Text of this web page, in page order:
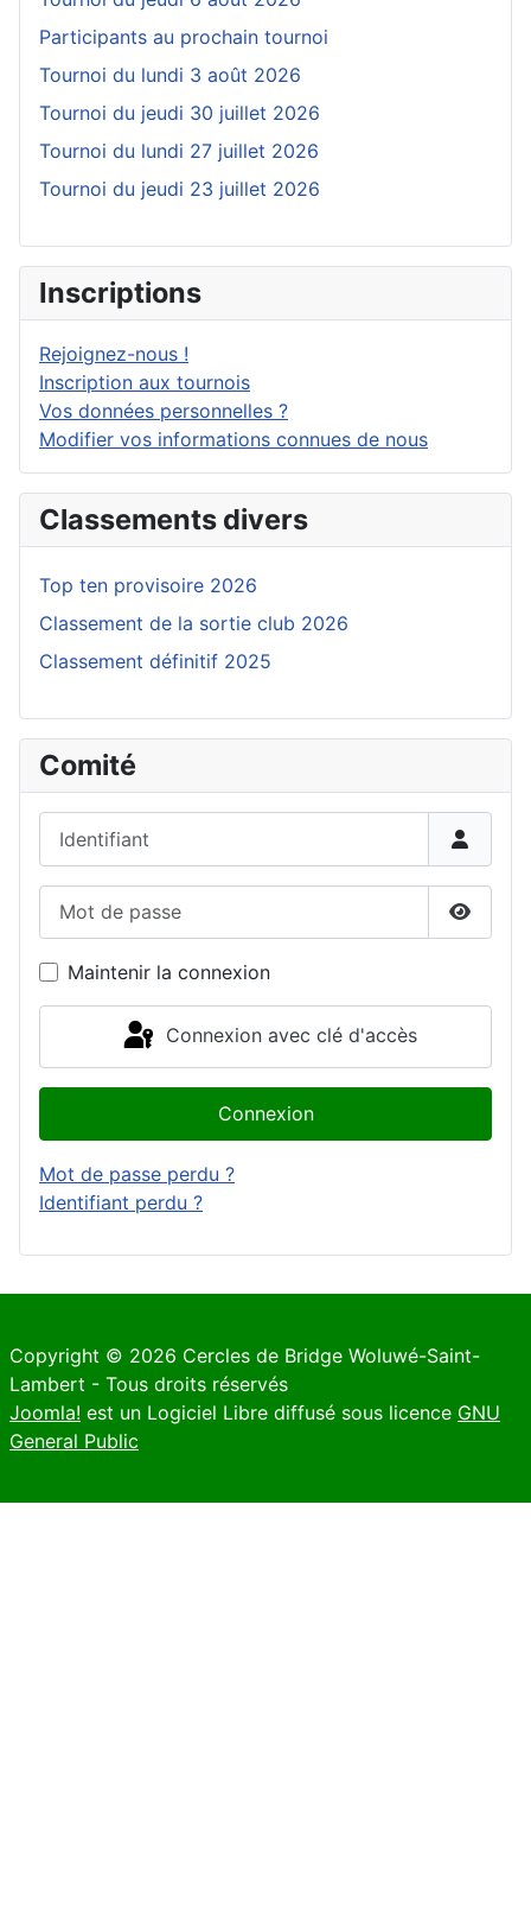
Participants au prochain tournoi
Tournoi du lundi 3 août 2026
Tournoi du jeudi 30 juillet 2026
Tournoi du lundi 27 juillet 2026
Tournoi du jeudi 23 juillet 2026
Inscriptions
Rejoignez-nous !
Inscription aux tournois
Vos données personnelles ?
Modifier vos informations connues de nous
Classements divers
Top ten provisoire 2026
Classement de la sortie club 2026
Classement définitif 2025
Comité
Maintenir la connexion
Connexion avec clé d'accès
Connexion
Mot de passe perdu ?
Identifiant perdu ?
Copyright © 2026 Cercles de Bridge Woluwé-Saint-
Lambert - Tous droits réservés
Joomla! est un Logiciel Libre diffusé sous licence GNU
General Public